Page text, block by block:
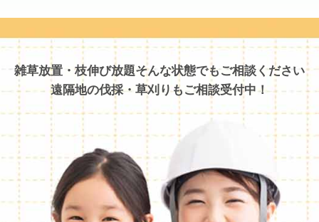
雑草放置・枝伸び放題そんな状態でもご相談ください
遠隔地の伐採・草刈りもご相談受付中！